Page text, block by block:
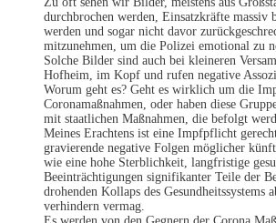
durchbrochen werden, Einsatzkräfte massiv
werden und sogar nicht davor
mitzunehmen, um die Polizei emotional zu
Solche Bilder sind auch bei kleineren
Hofheim, im Kopf und rufen negative
Worum geht es? Geht es wirklich um die
Coronamaßnahmen, oder haben diese
mit staatlichen Maßnahmen, die befolgt
Meines Erachtens ist eine Impfpflicht
gravierende negative Folgen möglicher
wie eine hohe Sterblichkeit, langfristige
Beeinträchtigungen signifikanter Teile der
drohenden Kollaps des Gesundheitssystems
verhindern vermag.